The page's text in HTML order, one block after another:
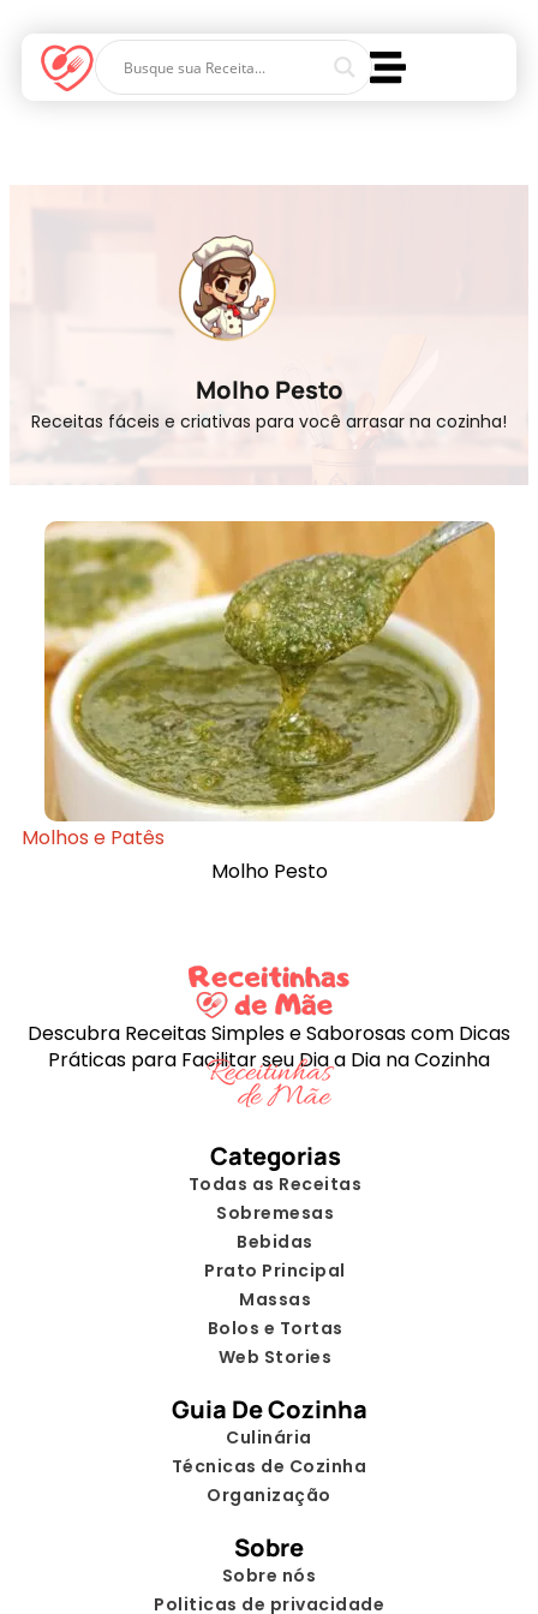
Molho Pesto
Receitas fáceis e criativas para você arrasar na cozinha!
Molhos e Patês
Molho Pesto
Descubra Receitas Simples e Saborosas com Dicas
Práticas para Facilitar seu Dia a Dia na Cozinha
Categorias
Todas as Receitas
Sobremesas
Bebidas
Prato Principal
Massas
Bolos e Tortas
Web Stories
Guia De Cozinha
Culinária
Técnicas de Cozinha
Organização
Sobre
Sobre nós
Politicas de privacidade